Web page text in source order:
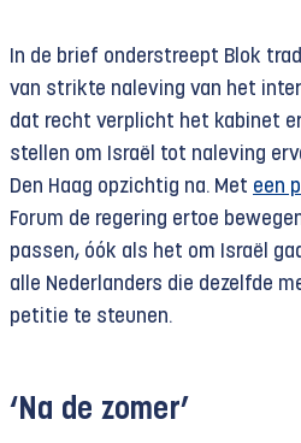
In de brief onderstreept Blok
van strikte naleving van het
dat recht verplicht het kabinet
stellen om Israël tot naleving
Den Haag opzichtig na. Met een
Forum de regering ertoe
passen, óók als het om Israël
alle Nederlanders die dezelfde
petitie te steunen.
‘Na de zomer’